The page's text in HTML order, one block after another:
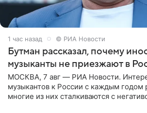
1 час назад © РИА Новости
Бутман рассказал, почему
музыканты не приезжают в
МОСКВА, 7 авг — РИА Новости.
музыкантов к России с каждым годом
многие из них сталкиваются с